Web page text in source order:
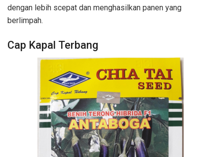
dengan lebih scepat dan menghasilkan panen yang
berlimpah.
Cap Kapal Terbang